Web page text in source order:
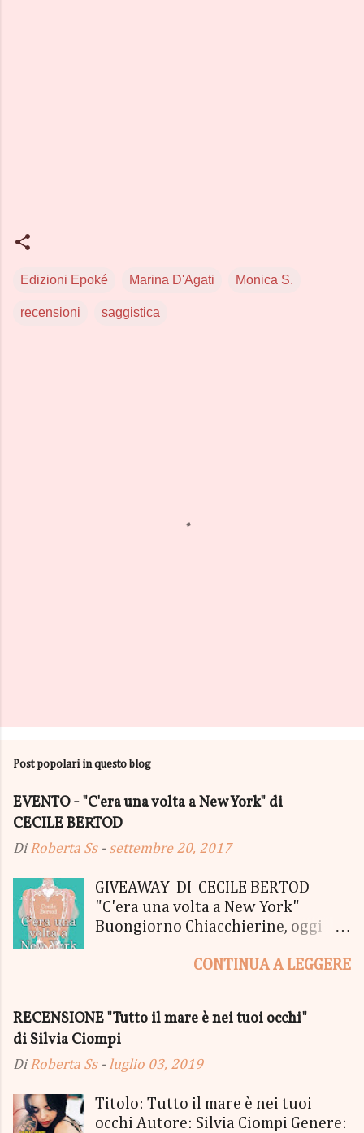
Edizioni Epoké Marina D'Agati Monica S.
recensioni saggistica
Post popolari in questo blog
EVENTO - "C'era una volta a New York" di
CECILE BERTOD
Di Roberta Ss - settembre 20, 2017
GIVEAWAY DI CECILE BERTOD
"C'era una volta a New York"
Buongiorno Chiacchierine, oggi
lanciamo il SUPER MEGA GIVEAWAY
05 Ottobre di "C'era una volta a
New York", edito Newton Compton.
Un Giveaway molto ricco per la
Premio, che si aggiudicherà tutto
in Un bel PACCO SORPRESA: - La
CONTINUA A LEGGERE
RECENSIONE "Tutto il mare è nei tuoi occhi"
di Silvia Ciompi
Di Roberta Ss - luglio 03, 2019
Titolo: Tutto il mare è nei tuoi
occhi Autore: Silvia Ciompi Genere: